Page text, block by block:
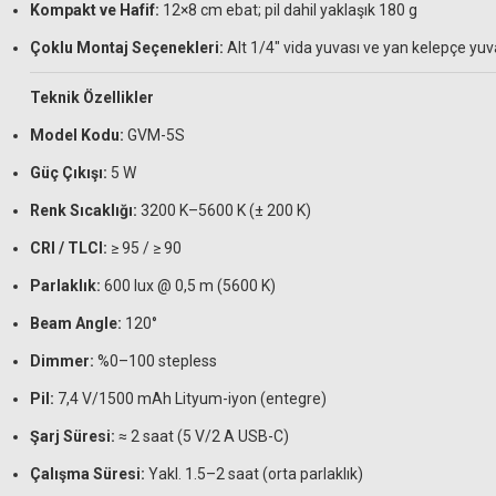
Kompakt ve Hafif: 12×8 cm ebat; pil dahil yaklaşık 180 g
Çoklu Montaj Seçenekleri: Alt 1/4″ vida yuvası ve yan kelepçe
Teknik Özellikler
Model Kodu: GVM-5S
Güç Çıkışı: 5 W
Renk Sıcaklığı: 3200 K–5600 K (± 200 K)
CRI / TLCI: ≥ 95 / ≥ 90
Parlaklık: 600 lux @ 0,5 m (5600 K)
Beam Angle: 120°
Dimmer: %0–100 stepless
Pil: 7,4 V/1500 mAh Lityum-iyon (entegre)
Şarj Süresi: ≈ 2 saat (5 V/2 A USB-C)
Çalışma Süresi: Yakl. 1.5–2 saat (orta parlaklık)